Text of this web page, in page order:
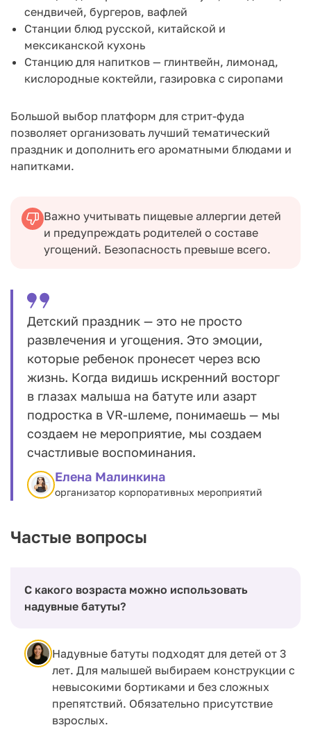
сендвичей, бургеров, вафлей
Станции блюд русской, китайской и
мексиканской кухонь
Станцию для напитков — глинтвейн, лимонад,
кислородные коктейли, газировка с сиропами
Большой выбор платформ для стрит-фуда
позволяет организовать лучший тематический
праздник и дополнить его ароматными блюдами и
напитками.
Важно учитывать пищевые аллергии детей
и предупреждать родителей о составе
угощений. Безопасность превыше всего.
Детский праздник — это не просто
развлечения и угощения. Это эмоции,
которые ребенок пронесет через всю
жизнь. Когда видишь искренний восторг
в глазах малыша на батуте или азарт
подростка в VR-шлеме, понимаешь — мы
создаем не мероприятие, мы создаем
счастливые воспоминания.
Елена Малинкина
организатор корпоративных мероприятий
Частые вопросы
С какого возраста можно использовать
надувные батуты?
Надувные батуты подходят для детей от 3
лет. Для малышей выбираем конструкции с
невысокими бортиками и без сложных
препятствий. Обязательно присутствие
взрослых.